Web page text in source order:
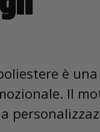
è
Il